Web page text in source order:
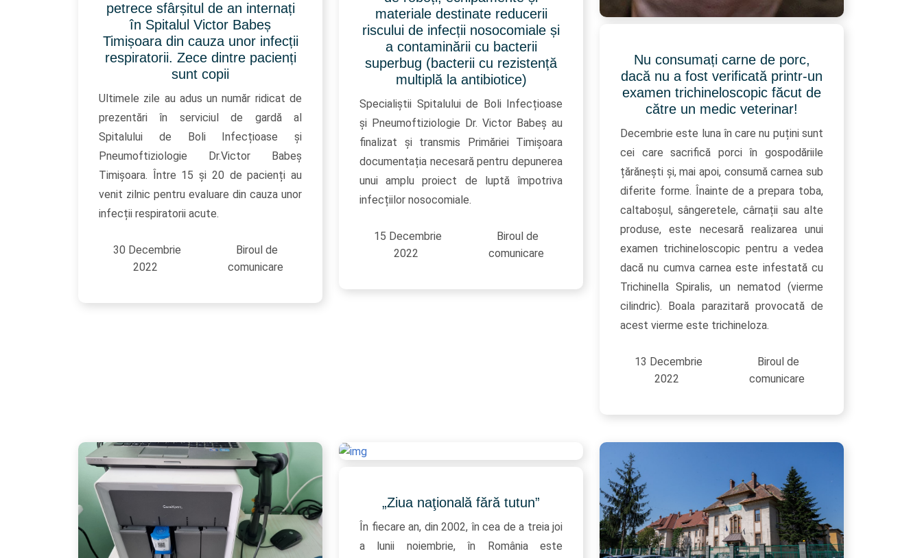
petrece sfârșitul de an internați
în Spitalul Victor Babeș
Timișoara din cauza unor infecții
respiratorii. Zece dintre pacienți
sunt copii
Ultimele zile au adus un număr ridicat de
prezentări în serviciul de gardă al
Spitalului de Boli Infecțioase și
Pneumoftiziologie Dr.Victor Babeș
Timișoara. Între 15 și 20 de pacienți au
venit zilnic pentru evaluare din cauza unor
infecții respiratorii acute.
30 Decembrie
2022
Biroul de
comunicare
materiale destinate reducerii
riscului de infecții nosocomiale și
a contaminării cu bacterii
superbug (bacterii cu rezistență
multiplă la antibiotice)
Specialiștii Spitalului de Boli Infecțioase
și Pneumoftiziologie Dr. Victor Babeș au
finalizat și transmis Primăriei Timișoara
documentația necesară pentru depunerea
unui amplu proiect de luptă împotriva
infecțiilor nosocomiale.
15 Decembrie
2022
Biroul de
comunicare
Nu consumați carne de porc,
dacă nu a fost verificată printr-un
examen trichineloscopic făcut de
către un medic veterinar!
Decembrie este luna în care nu puțini sunt
cei care sacrifică porci în gospodăriile
țărănești și, mai apoi, consumă carnea sub
diferite forme. Înainte de a prepara toba,
caltaboșul, sângeretele, cârnații sau alte
produse, este necesară realizarea unui
examen trichineloscopic pentru a vedea
dacă nu cumva carnea este infestată cu
Trichinella Spiralis, un nematod (vierme
cilindric). Boala parazitară provocată de
acest vierme este trichineloza.
13 Decembrie
2022
Biroul de
comunicare
„Ziua naţională fără tutun”
În fiecare an, din 2002, în cea de a treia joi
a lunii noiembrie, în România este